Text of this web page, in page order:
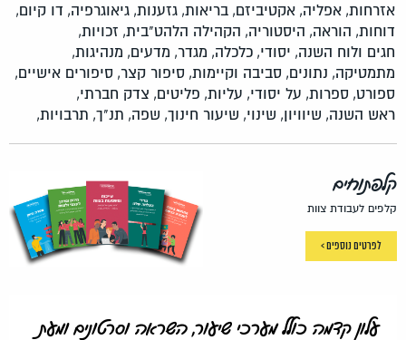
אזרחות, אפליה, אקטיביזם, בריאות, גזענות, גיאוגרפיה, דו קיום,
דוחות, הוראה, היסטוריה, הקהילה הלהט"בית, זכויות,
חגים ולוח השנה, יסודי, כלכלה, מגדר, מדעים, מנהיגות,
מתמטיקה, נתונים, סביבה וקיימות, סיפור קצר, סיפורים אישיים,
ספורט, ספרות, על יסודי, עליות, פליטים, צדק חברתי,
ראש השנה, שיוויון, שינוי, שיעור חינוך, שפה, תנ"ך, תרבויות,
קלפתוחים
קלפים לעבודת צוות
לפרטים נוספים >
עלון קדמה כולל מערכי שיעור, השראה וסרטונים ומעת